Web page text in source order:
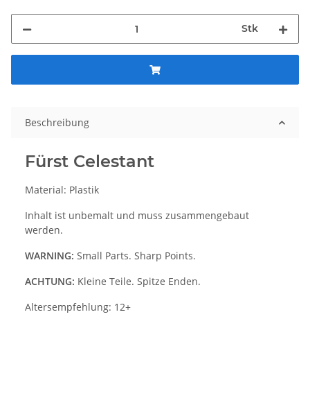
Stk
Beschreibung
Fürst Celestant
Material: Plastik
Inhalt ist unbemalt und muss zusammengebaut
werden.
WARNING: Small Parts. Sharp Points.
ACHTUNG: Kleine Teile. Spitze Enden.
Altersempfehlung: 12+